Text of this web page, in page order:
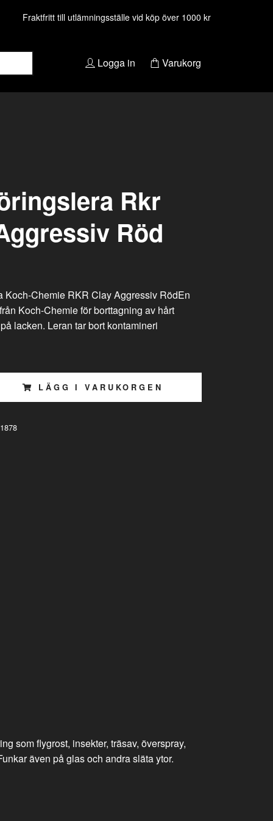
Fraktfritt till utlämningsställe vid köp över 1000 kr
Logga in Varukorg
Rkr
Röd
Koch-Chemie RKR Clay Aggressiv RödEn
Koch-Chemie för borttagning av hårt
lacken. Leran tar bort kontamineri
LÄGG I VARUKORGEN
som flygrost, insekter, träsav, överspray,
även på glas och andra släta ytor.